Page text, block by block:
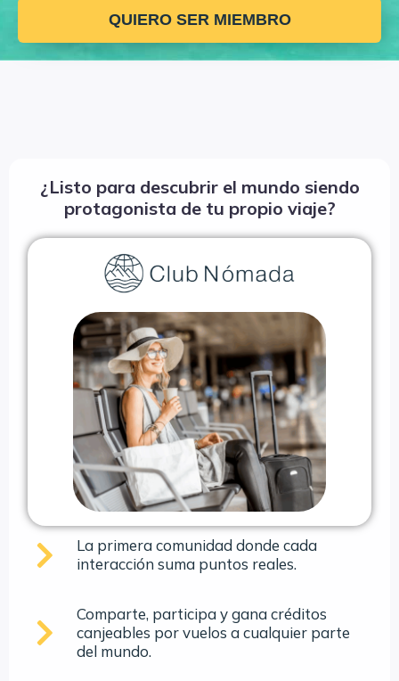
QUIERO SER MIEMBRO
¿Listo para descubrir el mundo siendo
protagonista de tu propio viaje?
La primera comunidad donde cada
interacción suma puntos reales.
Comparte, participa y gana créditos
canjeables por vuelos a cualquier parte
del mundo.